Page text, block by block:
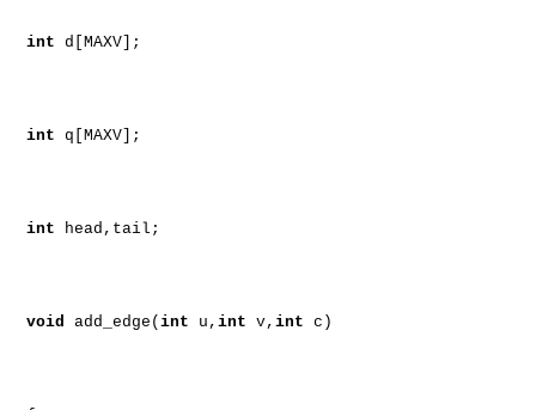
int d[MAXV];
int q[MAXV];
int head,tail;
void add_edge( int u, int v, int c)